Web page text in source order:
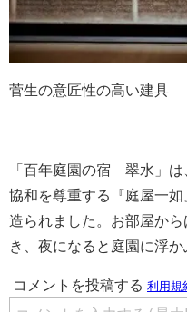
菅生の意匠性の高い建具
「百年庭園の宿 翠水」
協和を尊重する『庭屋一
造られました。お部屋か
き、夜になると庭園に浮